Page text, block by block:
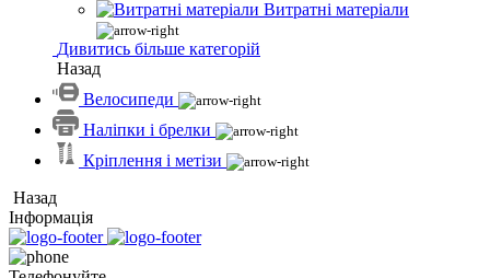
Витратні матеріали
Дивитись більше категорій
Назад
Велосипеди
Наліпки і брелки
Кріплення і метізи
Назад
Інформація